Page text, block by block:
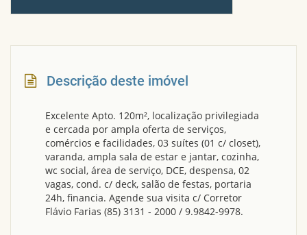
Descrição deste imóvel
Excelente Apto. 120m², localização privilegiada
e cercada por ampla oferta de serviços,
comércios e facilidades, 03 suítes (01 c/ closet),
varanda, ampla sala de estar e jantar, cozinha,
wc social, área de serviço, DCE, despensa, 02
vagas, cond. c/ deck, salão de festas, portaria
24h, financia. Agende sua visita c/ Corretor
Flávio Farias (85) 3131 - 2000 / 9.9842-9978.